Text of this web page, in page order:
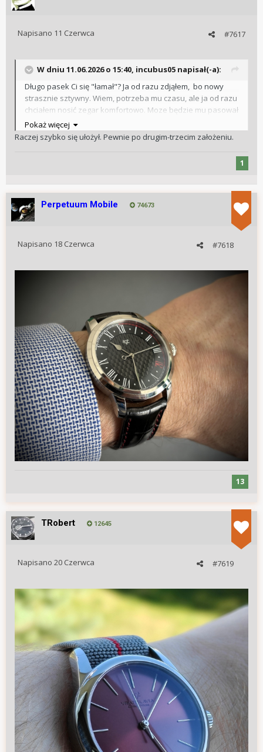
#7617
Napisano 11 Czerwca
W dniu 11.06.2026 o 15:40, incubus05 napisał(-a):
Długo pasek Ci się "łamał"? Ja od razu zdjąłem, bo nowy
strasznie sztywny. Wiem, potrzeba mu czasu, ale ja od razu
chciałem nosić zegar komfortowo. Moze będzie mu pasował
perlon szary?
Pokaż więcej
Raczej szybko się ułożył. Pewnie po drugim-trzecim założeniu.
1
Perpetuum Mobile 74673
#7618
Napisano 18 Czerwca
13
TRobert 12645
#7619
Napisano 20 Czerwca